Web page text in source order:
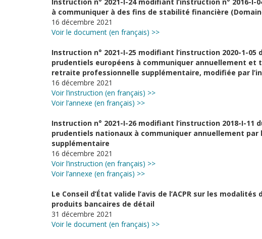
à communiquer à des fins de stabilité financière
16 décembre 2021
Voir le document (en français) >>
Instruction n° 2021-I-25 modifiant l’instruction 2020-1-05
prudentiels européens à communiquer annuellement
retraite professionnelle supplémentaire, modifiée par
16 décembre 2021
Voir l’instruction (en français) >>
Voir l’annexe (en français) >>
Instruction n° 2021-I-26 modifiant l’instruction 2018-I-11
prudentiels nationaux à communiquer annuellement
supplémentaire
16 décembre 2021
Voir l’instruction (en français) >>
Voir l’annexe (en français) >>
Le Conseil d’État valide l’avis de l’ACPR sur les
produits bancaires de détail
31 décembre 2021
Voir le document (en français) >>